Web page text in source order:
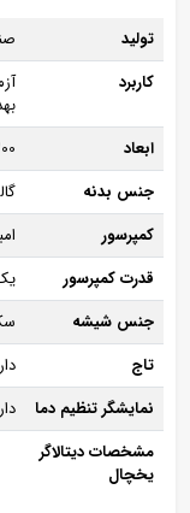
تولید
کاربرد
ابعاد
جنس بدنه
کمپرسور
قدرت کمپرسور
جنس شیشه
تاج
نمایشگر تنظیم دما
مشخصات دیتالاگر
یخچال